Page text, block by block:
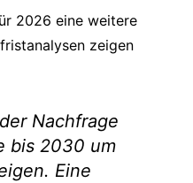
2026 eine weitere
zeigen
Nachfrage
bis 2030 um
Eine